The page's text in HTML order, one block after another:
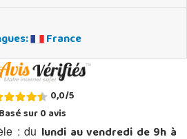
France
0,0/5
Basé sur0avis
: du lundi au vendredi de 9h à